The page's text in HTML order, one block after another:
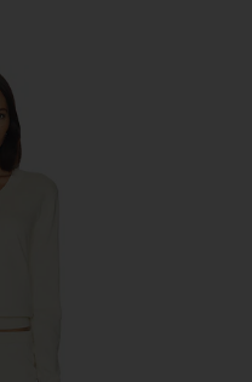
ХЛОПКА И КАШЕМИРА LENNOX